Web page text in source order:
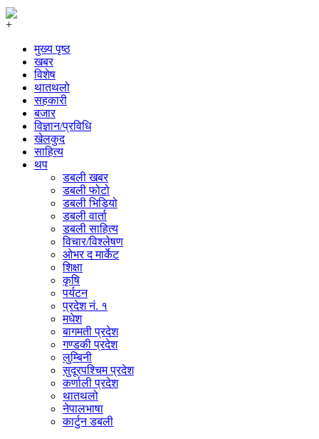
+
मुख्य पृष्ठ
खबर
विशेष
थातथलो
सहकारी
बजार
विज्ञान/प्रविधि
खेलकुद
साहित्य
थप
डबली खबर
डबली फोटो
डबली भिडियो
डबली वार्ता
डबली साहित्य
विचार/विश्‍लेषण
ओभर द मार्केट
शिक्षा
कृषि
पर्यटन
प्रदेश नं. १
मधेश
बागमती प्रदेश
गण्डकी प्रदेश
लुम्बिनी
सुदूरपश्चिम प्रदेश
कर्णाली प्रदेश
थातथलो
नेपालभाषा
कार्टुन डबली